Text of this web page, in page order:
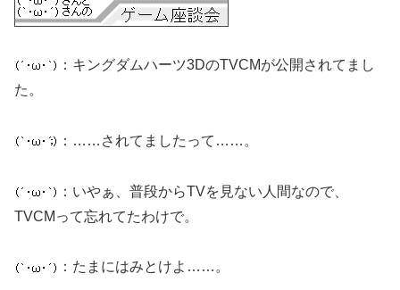
：キングダムハーツ3DのTVCMが公開されてまし
た。
：……されてましたって……。
：いやぁ、普段からTVを見ない人間なので、
TVCMって忘れてたわけで。
：たまにはみとけよ……。